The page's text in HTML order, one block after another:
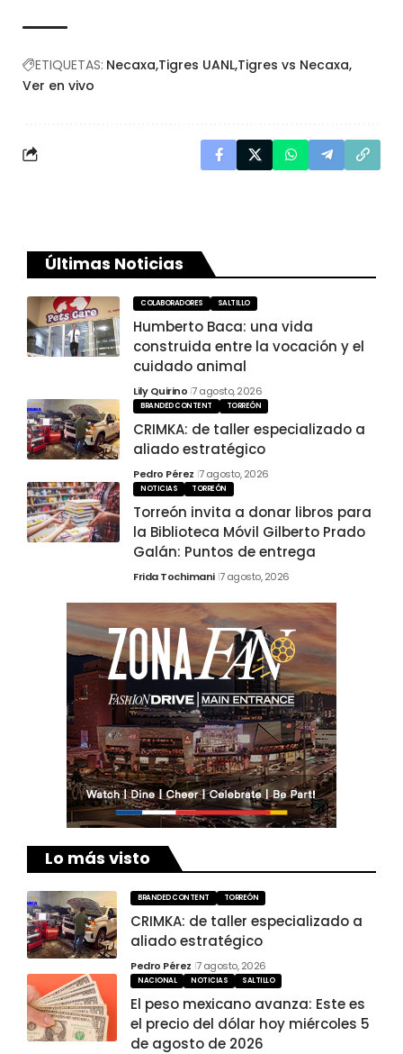
ETIQUETAS: Necaxa Tigres UANL Tigres vs Necaxa
Ver en vivo
Últimas Noticias
COLABORADORES SALTILLO
Humberto Baca: una vida
construida entre la vocación y el
cuidado animal
Lily Quirino 7 agosto, 2026
BRANDED CONTENT TORREÓN
CRIMKA: de taller especializado a
aliado estratégico
Pedro Pérez 7 agosto, 2026
NOTICIAS TORREÓN
Torreón invita a donar libros para
la Biblioteca Móvil Gilberto Prado
Galán: Puntos de entrega
Frida Tochimani 7 agosto, 2026
Lo más visto
BRANDED CONTENT TORREÓN
CRIMKA: de taller especializado a
aliado estratégico
Pedro Pérez 7 agosto, 2026
NACIONAL NOTICIAS SALTILLO
El peso mexicano avanza: Este es
el precio del dólar hoy miércoles 5
de agosto de 2026